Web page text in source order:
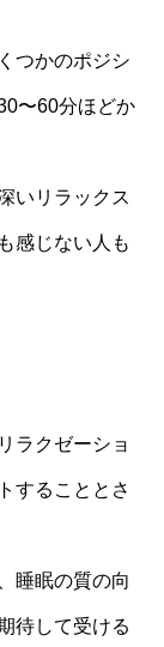
つかのポジシ
〜60分ほどか
いリラックス
感じない人も
ラクゼーショ
することとさ
睡眠の質の向
待して受ける